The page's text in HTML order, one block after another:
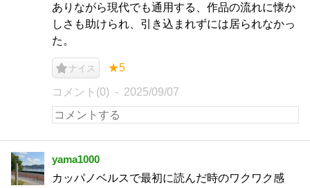
ありながら現代でも通用する、作品の流れに懐か
しさも助けられ、引き込まれずには居られなかっ
た。
ナイス ★5
コメント(0) 2025/09/07
yama1000
カッパノベルスで最初に読んだ時のワクワク感